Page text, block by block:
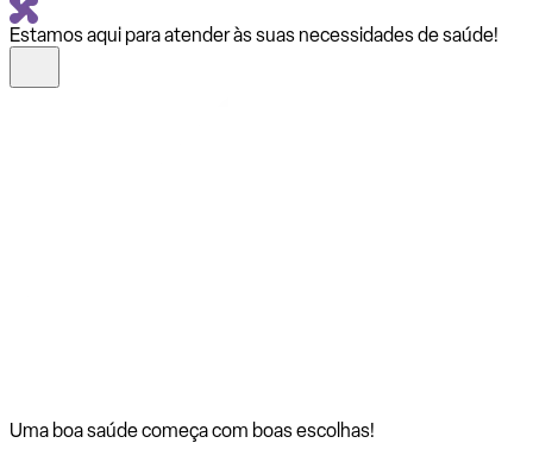
Estamos aqui para atender às suas necessidades de saúde!
Uma boa saúde começa com boas escolhas!